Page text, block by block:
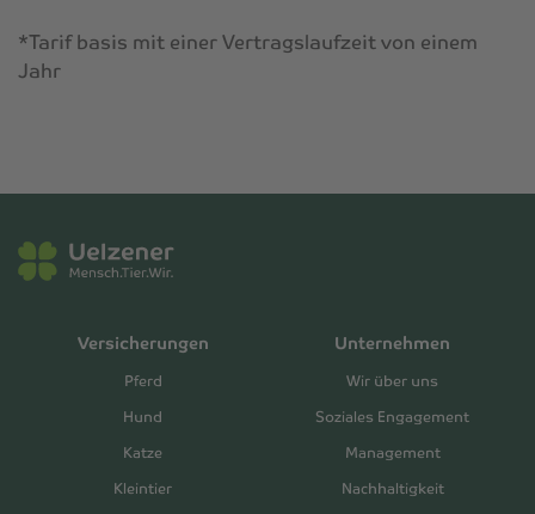
*Tarif basis mit einer Vertragslaufzeit von einem
Jahr
Versicherungen
Pferd
Hund
Katze
Kleintier
Unternehmen
Wir über uns
Soziales Engagement
Management
Nachhaltigkeit